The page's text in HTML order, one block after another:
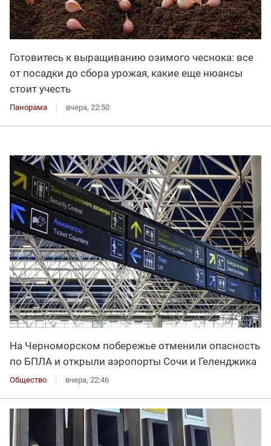
Готовитесь к выращиванию озимого чеснока: все
от посадки до сбора урожая, какие еще нюансы
стоит учесть
Панорама вчера, 22:50
На Черноморском побережье отменили опасность
по БПЛА и открыли аэропорты Сочи и Геленджика
Общество вчера, 22:46